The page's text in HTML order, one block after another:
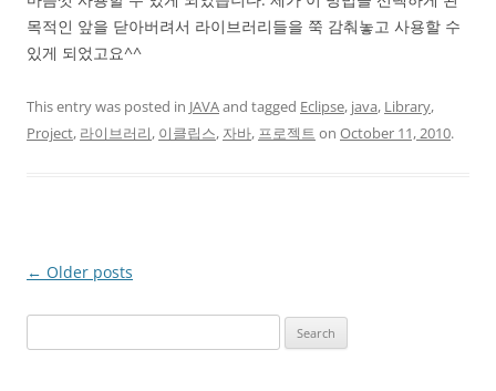
목적인 앞을 닫아버려서 라이브러리들을 쭉 감춰놓고 사용할 수
있게 되었고요^^
This entry was posted in JAVAand tagged Eclipse, java, Library,
Project, 라이브러리, 이클립스, 자바, 프로젝트 on October 11, 2010.
Post
← Older posts
for: